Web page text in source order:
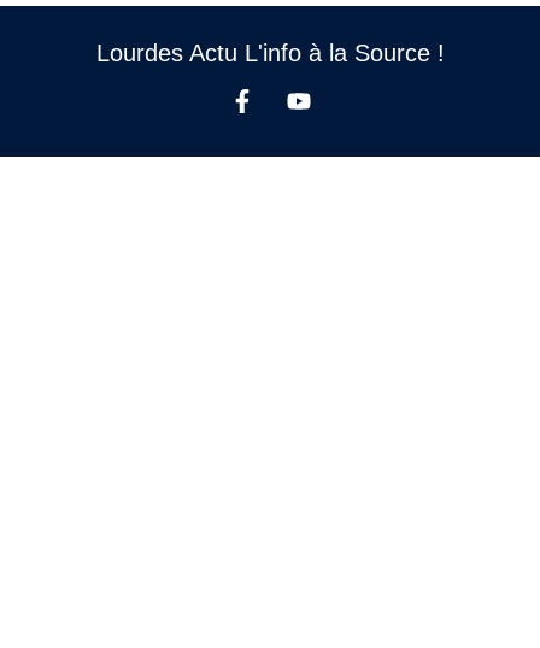
Lourdes Actu L'info à la Source !